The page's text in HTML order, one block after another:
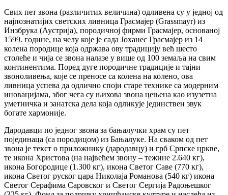
Свих пет звона (различитих величина) одливена су у једној од
најпознатијих светских ливница Грасмајер (Grassmayr) из
Инзбрука (Аустрија), породичној фирми Грасмајер, основаној
1599. године, на челу које је сада Јоханес Грасмајер из 14
колена породице која одржава ову традицију већ шесто
столеће и чија се звона налазе у више од 100 земаља на свим
континентима. Поред дуге породичне традиције и тајни
звоноливења, које се преносе са колена на колено, ова
ливница успева да одлично споји старе технике са модерним
иновацијама, због чега су њихова звона цењена као изузетна
уметничка и занатска дела која одликује јединствен звук
богате хармоније.
Дародавци по једног звона за бањалучки храм су пет
појединаца (са породицом) из Бањалуке. На сваком од пет
звона је текст о приложнику (дародавцу) и грб Српске цркве,
те икона Христова (на највећем звону – тежине 2.640 кг),
икона Богородице (1.300 кг), икона Светог Саве (770 кг),
икона Светог руског цара Николаја Романова (540 кг) икона
Светог Серафима Саровског и Светог Сергија Радоњешког